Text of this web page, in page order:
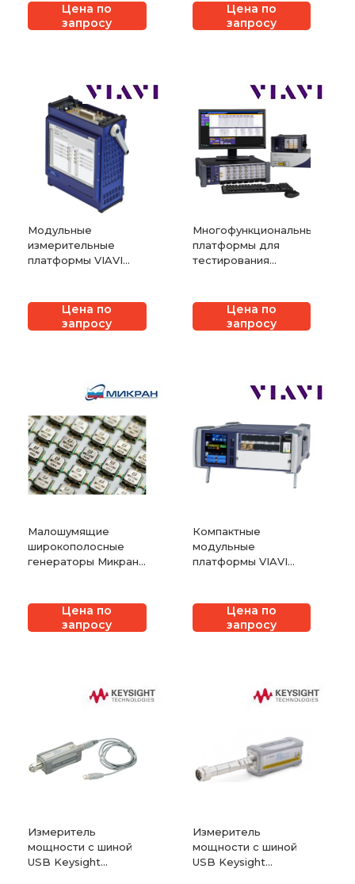
Цена по
запросу
Цена по
запросу
Модульные
измерительные
платформы VIAVI
Цена по
запросу
Многофункциональные
платформы для
тестирования
MAP-200Цена по
запросу
Малошумящие
широкополосные
генераторы Микран
Цена по
запросу
Компактные
модульные
платформы VIAVI
Цена по
запросу
Измеритель
мощности с шиной
USB Keysight
Измеритель
мощности с шиной
USB Keysight